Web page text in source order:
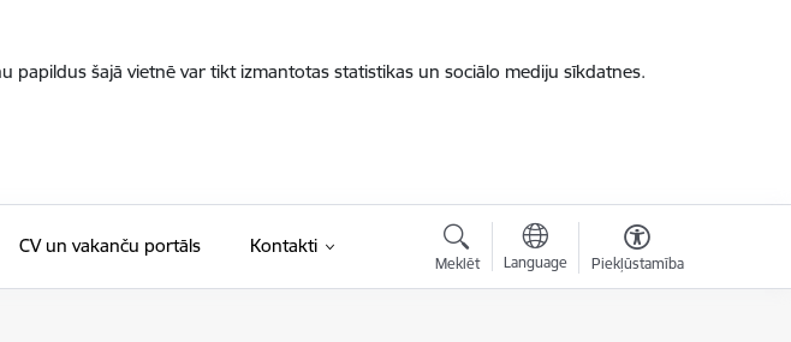
šajā vietnē var tikt izmantotas statistikas un sociālo mediju sīkdatnes.
CV un vakanču portāls(Ārējā saite)
Kontakti
Meklēt Language Piekļūstamība